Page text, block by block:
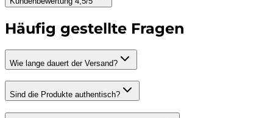
Häufig gestellte Fragen
Wie lange dauert der Versand?
Sind die Produkte authentisch?